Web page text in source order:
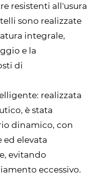
resistenti all'usura
sono realizzate
integrale,
e la
di
realizzata
è stata
dinamico, con
ed elevata
evitando
eccessivo.